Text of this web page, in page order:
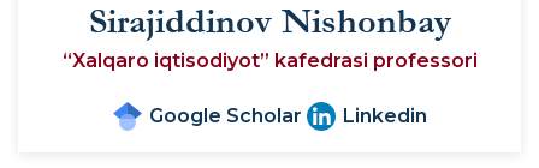
Sirajiddinov Nishonbay
“Xalqaro iqtisodiyot” kafedrasi professori
Google Scholar Linkedin